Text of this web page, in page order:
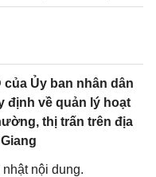
của Ủy ban nhân dân
định về quản lý hoạt
thị trấn trên địa
nội dung.